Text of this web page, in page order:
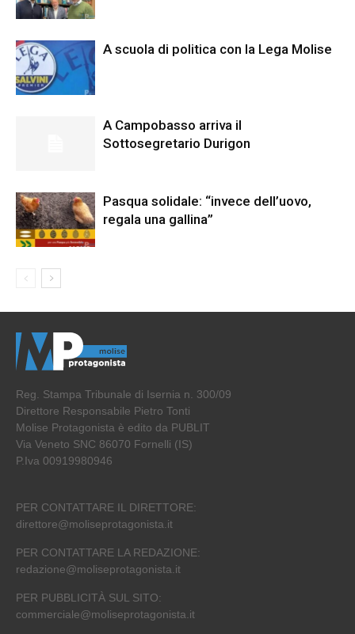
A scuola di politica con la Lega Molise
A Campobasso arriva il
Sottosegretario Durigon
Pasqua solidale: “invece dell’uovo,
regala una gallina”
Reg. Stampa Tribunale di Isernia n. 300/09
Direttore Responsabile Pietro Tonti
Molise Protagonista è edito da PUBLIT
Via Veneto SNC 86070 Fornelli (IS)
P.Iva 00919980946
PER CONTATTARE IL DIRETTORE:
direttore@moliseprotagonista.it
PER CONTATTARE LA REDAZIONE:
redazione@moliseprotagonista.it
PER PUBBLICITÀ SUL SITO:
commerciale@moliseprotagonista.it